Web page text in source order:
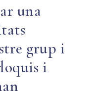
una
grup i
i